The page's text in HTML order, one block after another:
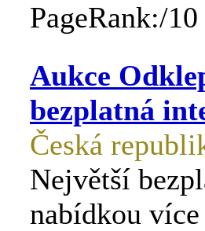
PageRank:/
Aukce
bezplatná
Česká
Největší
nabídkou